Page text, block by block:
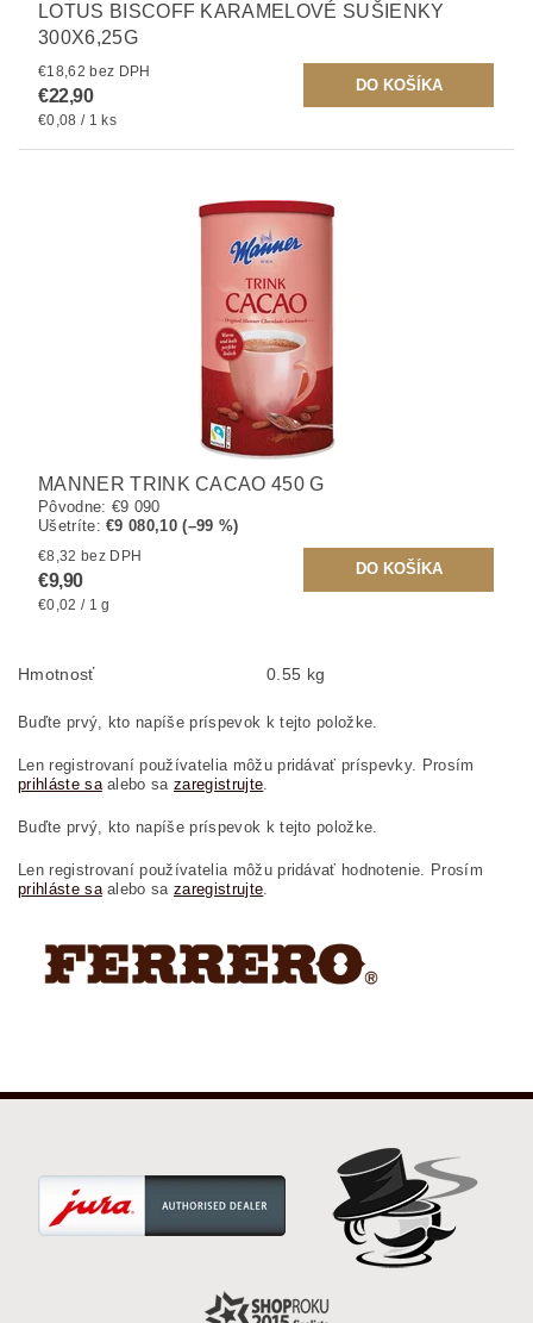
LOTUS BISCOFF KARAMELOVÉ SUŠIENKY
300X6,25G
€18,62 bez DPH
€22,90
€0,08 / 1 ks
MANNER TRINK CACAO 450 G
Pôvodne: €9 090
Ušetríte:€9 080,10 (–99 %)
€8,32 bez DPH
€9,90
€0,02 / 1 g
Hmotnosť 0.55 kg
Buďte prvý, kto napíše príspevok k tejto položke.
Len registrovaní používatelia môžu pridávať príspevky. Prosím
prihláste saalebo sazaregistrujte
Buďte prvý, kto napíše príspevok k tejto položke.
Len registrovaní používatelia môžu pridávať hodnotenie. Prosím
prihláste saalebo sazaregistrujte